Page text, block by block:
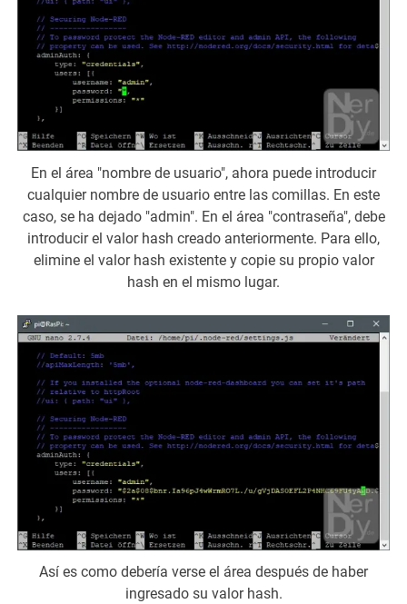
En el área "nombre de usuario", ahora puede introducir
cualquier nombre de usuario entre las comillas. En este
caso, se ha dejado "admin". En el área "contraseña", debe
introducir el valor hash creado anteriormente. Para ello,
elimine el valor hash existente y copie su propio valor
hash en el mismo lugar.
Así es como debería verse el área después de haber
ingresado su valor hash.